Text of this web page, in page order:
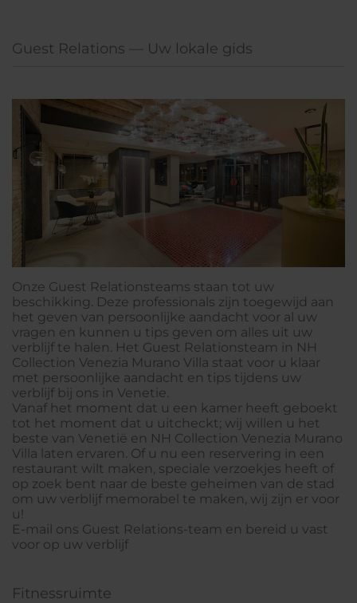
Guest Relations — Uw lokale gids
Onze Guest Relationsteams staan tot uw
beschikking. Deze professionals zijn toegewijd aan
het geven van persoonlijke aandacht voor al uw
vragen en kunnen u tips geven om alles uit uw
verblijf te halen. Het Guest Relationsteam in NH
Collection Venezia Murano Villa staat voor u klaar
met persoonlijke aandacht en tips tijdens uw
verblijf bij ons in Venetie.
Vanaf het moment dat u een kamer heeft geboekt
tot het moment dat u uitcheckt; wij willen u het
beste van Venetië en NH Collection Venezia Murano
Villa laten ervaren. Of u nu een reservering in een
restaurant wilt maken, speciale verzoekjes heeft of
op zoek bent naar de beste geheimen van de stad
om uw verblijf memorabel te maken, wij zijn er voor
u!
E-mail ons Guest Relations-team en bereid u vast
voor op uw verblijf
Fitnessruimte